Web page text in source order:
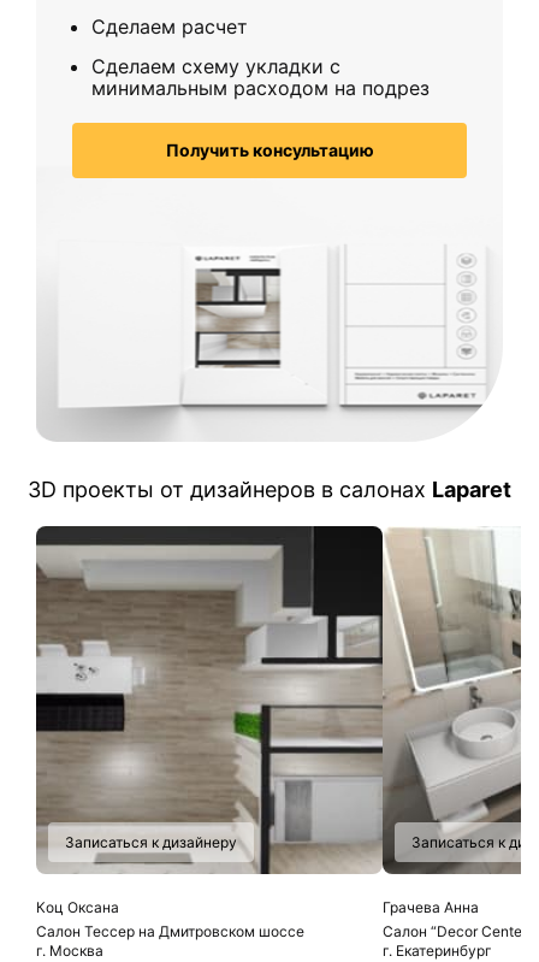
Сделаем расчет
Сделаем схему укладки с
минимальным расходом на подрез
Получить консультацию
3D проекты от дизайнеров в салонах Laparet
Записаться к дизайнеру
Коц Оксана
Салон Тессер на Дмитровском шоссе
г. Москва
Записаться к
Грачева Анна
Салон “Decor Center”
г. Екатеринбург